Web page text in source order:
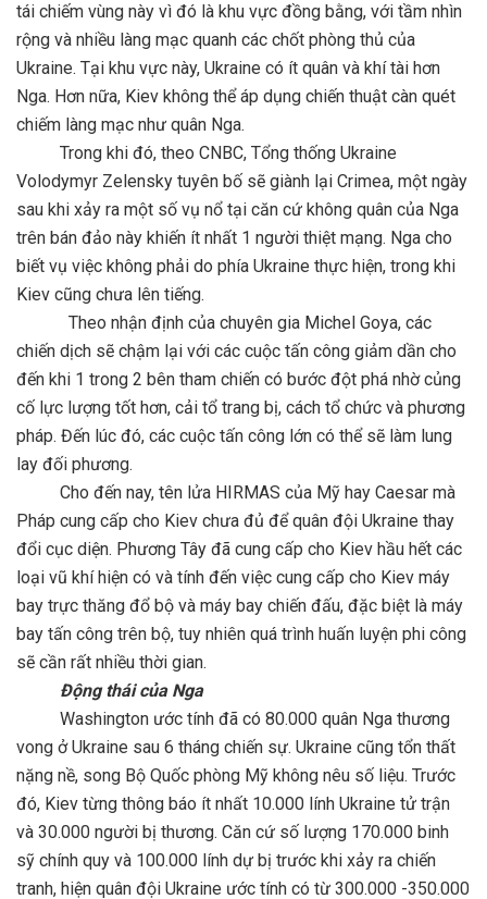
tái chiếm vùng này vì đó là khu vực đồng bằng, với tầm nhìn
rộng và nhiều làng mạc quanh các chốt phòng thủ của
Ukraine. Tại khu vực này, Ukraine có ít quân và khí tài hơn
Nga. Hơn nữa, Kiev không thể áp dụng chiến thuật càn quét
chiếm làng mạc như quân Nga.
Trong khi đó, theo CNBC, Tổng thống Ukraine
Volodymyr Zelensky tuyên bố sẽ giành lại Crimea, một ngày
sau khi xảy ra một số vụ nổ tại căn cứ không quân của Nga
trên bán đảo này khiến ít nhất 1 người thiệt mạng. Nga cho
biết vụ việc không phải do phía Ukraine thực hiện, trong khi
Kiev cũng chưa lên tiếng.
Theo nhận định của chuyên gia Michel Goya, các
chiến dịch sẽ chậm lại với các cuộc tấn công giảm dần cho
đến khi 1 trong 2 bên tham chiến có bước đột phá nhờ củng
cố lực lượng tốt hơn, cải tổ trang bị, cách tổ chức và phương
pháp. Đến lúc đó, các cuộc tấn công lớn có thể sẽ làm lung
lay đối phương.
Cho đến nay, tên lửa HIRMAS của Mỹ hay Caesar mà
Pháp cung cấp cho Kiev chưa đủ để quân đội Ukraine thay
đổi cục diện. Phương Tây đã cung cấp cho Kiev hầu hết các
loại vũ khí hiện có và tính đến việc cung cấp cho Kiev máy
bay trực thăng đổ bộ và máy bay chiến đấu, đặc biệt là máy
bay tấn công trên bộ, tuy nhiên quá trình huấn luyện phi công
sẽ cần rất nhiều thời gian.
Động thái của Nga
Washington ước tính đã có 80.000 quân Nga thương
vong ở Ukraine sau 6 tháng chiến sự. Ukraine cũng tổn thất
nặng nề, song Bộ Quốc phòng Mỹ không nêu số liệu. Trước
đó, Kiev từng thông báo ít nhất 10.000 lính Ukraine tử trận
và 30.000 người bị thương. Căn cứ số lượng 170.000 binh
sỹ chính quy và 100.000 lính dự bị trước khi xảy ra chiến
tranh, hiện quân đội Ukraine ước tính có từ 300.000 -350.000